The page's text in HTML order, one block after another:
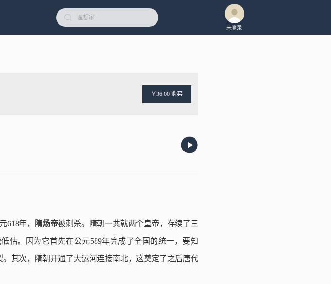
未登录
￥36.00 购买
618年， 隋炀帝被刺杀。隋朝一共就两个皇帝，存续了三
估。因为它首先在公元589年完成了全国的统一，要知
其次，隋朝开通了大运河连接南北，这奠定了之后唐代